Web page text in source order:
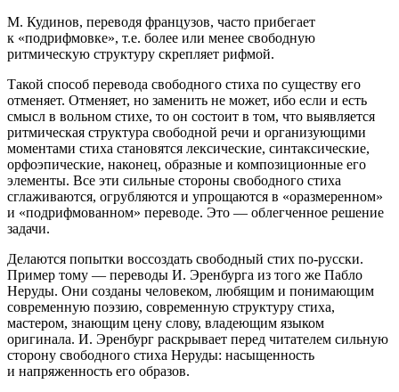
М. Кудинов, переводя французов, часто прибегает
к «подрифмовке», т.е. более или менее свободную
ритмическую структуру скрепляет рифмой.
Такой способ перевода свободного стиха по существу его
отменяет. Отменяет, но заменить не может, ибо если и есть
смысл в вольном стихе, то он состоит в том, что выявляется
ритмическая структура свободной речи и организующими
моментами стиха становятся лексические, синтаксические,
орфоэпические, наконец, образные и композиционные его
элементы. Все эти сильные стороны свободного стиха
сглаживаются, огрубляются и упрощаются в «оразмеренном»
и «подрифмованном» переводе. Это — облегченное решение
задачи.
Делаются попытки воссоздать свободный стих по-русски.
Пример тому — переводы И. Эренбурга из того же Пабло
Неруды. Они созданы человеком, любящим и понимающим
современную поэзию, современную структуру стиха,
мастером, знающим цену слову, владеющим языком
оригинала. И. Эренбург раскрывает перед читателем сильную
сторону свободного стиха Неруды: насыщенность
и напряженность его образов.